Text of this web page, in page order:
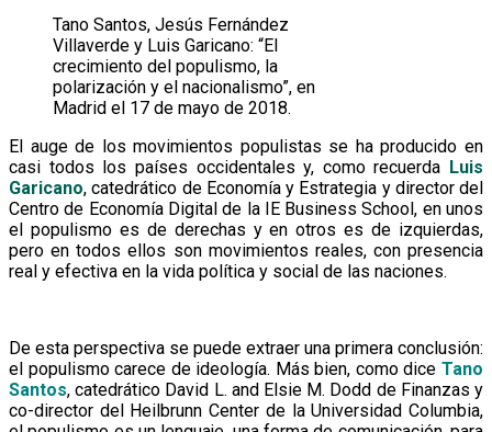
Tano Santos, Jesús Fernández
Villaverde y Luis Garicano: “El
crecimiento del populismo, la
polarización y el nacionalismo”, en
Madrid el 17 de mayo de 2018.
El auge de los movimientos populistas se ha producido en
casi todos los países occidentales y, como recuerda Luis
Garicano, catedrático de Economía y Estrategia y director del
Centro de Economía Digital de la IE Business School, en unos
el populismo es de derechas y en otros es de izquierdas,
pero en todos ellos son movimientos reales, con presencia
real y efectiva en la vida política y social de las naciones.
De esta perspectiva se puede extraer una primera conclusión:
el populismo carece de ideología. Más bien, como dice Tano
Santos, catedrático David L. and Elsie M. Dodd de Finanzas y
co-director del Heilbrunn Center de la Universidad Columbia,